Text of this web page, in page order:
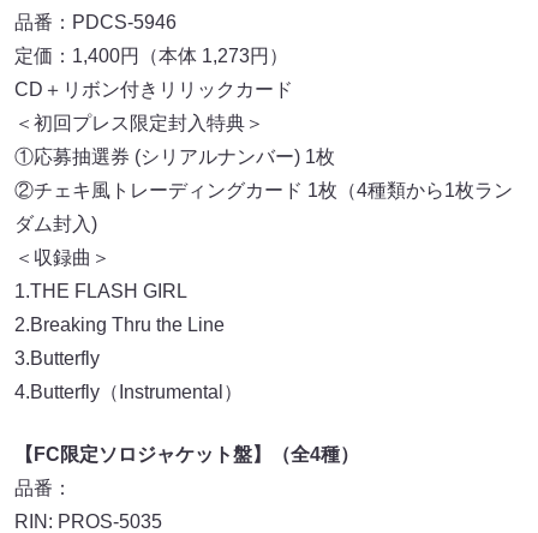
品番：PDCS-5946
定価：1,400円（本体 1,273円）
CD＋リボン付きリリックカード
＜初回プレス限定封入特典＞
①応募抽選券 (シリアルナンバー) 1枚
②チェキ風トレーディングカード 1枚（4種類から1枚ラン
ダム封入)
＜収録曲＞
1.THE FLASH GIRL
2.Breaking Thru the Line
3.Butterfly
4.Butterfly（Instrumental）
【FC限定ソロジャケット盤】（全4種）
品番：
RIN: PROS-5035